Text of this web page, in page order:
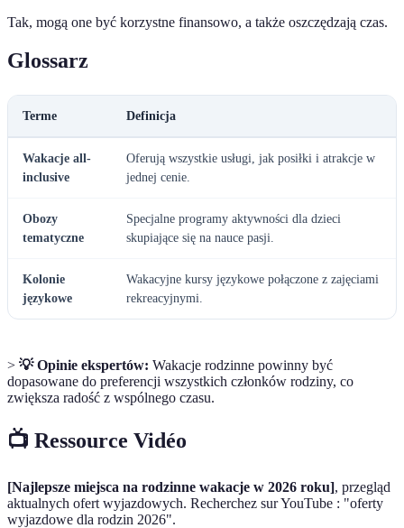
Tak, mogą one być korzystne finansowo, a także oszczędzają czas.
Glossarz
Terme Definicja
Wakacje all-
inclusive
Oferują wszystkie usługi, jak posiłki i atrakcje w
jednej cenie.
Obozy
tematyczne
Specjalne programy aktywności dla dzieci
skupiające się na nauce pasji.
Kolonie
językowe
Wakacyjne kursy językowe połączone z zajęciami
rekreacyjnymi.
> 💡 Opinie ekspertów: Wakacje rodzinne powinny być
dopasowane do preferencji wszystkich członków rodziny, co
zwiększa radość z wspólnego czasu.
📺 Ressource Vidéo
[Najlepsze miejsca na rodzinne wakacje w 2026 roku], przegląd
aktualnych ofert wyjazdowych. Recherchez sur YouTube : "oferty
wyjazdowe dla rodzin 2026".